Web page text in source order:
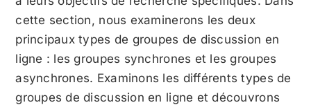
cette section, nous examinerons les deux
principaux types de groupes de discussion en
ligne : les groupes synchrones et les groupes
asynchrones. Examinons les différents types de
groupes de discussion en ligne et découvrons